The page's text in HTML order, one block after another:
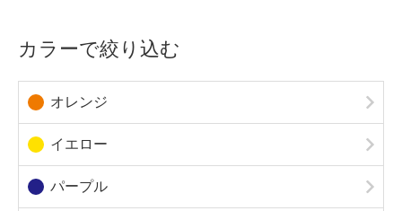
カラーで絞り込む
オレンジ
イエロー
パープル